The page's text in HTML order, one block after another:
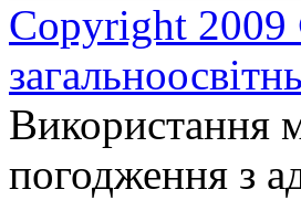
Copyright
Використання
погодження з